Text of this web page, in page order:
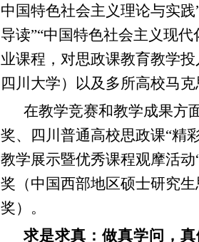
中国特色社会主义理论与实
导读”“中国特色社会主义现
业课程，对思政课教育教学
四川大学）以及多所高校马
在教学竞赛和教学成果方
奖、四川普通高校思政课“精
教学展示暨优秀课程观摩活
奖（中国西部地区硕士研究
奖）。
求是求真：做真学问，真